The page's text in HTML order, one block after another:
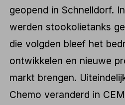
geopend in Schnelldorf.
werden stookolietanks
die volgden bleef het
ontwikkelen en nieuwe
markt brengen.
Chemo veranderd in